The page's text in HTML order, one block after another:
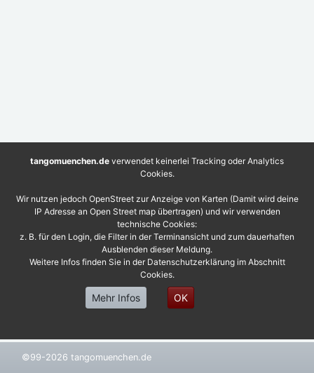
©99-2026 tangomuenchen.de
tangomuenchen.de verwendet keinerlei Tracking oder Analytics
Cookies.
Wir nutzen jedoch OpenStreet zur Anzeige von Karten (Damit wird deine
IP Adresse an Open Street map übertragen) und wir verwenden
technische Cookies:
z. B. für den Login, die Filter in der Terminansicht und zum dauerhaften
Ausblenden dieser Meldung.
Weitere Infos finden Sie in der Datenschutzerklärung im Abschnitt
Cookies.
Mehr Infos OK